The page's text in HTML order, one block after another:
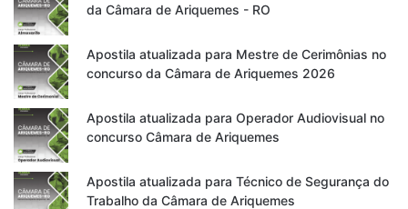
da Câmara de Ariquemes - RO
Apostila atualizada para Mestre de Cerimônias no
concurso da Câmara de Ariquemes 2026
Apostila atualizada para Operador Audiovisual no
concurso Câmara de Ariquemes
Apostila atualizada para Técnico de Segurança do
Trabalho da Câmara de Ariquemes